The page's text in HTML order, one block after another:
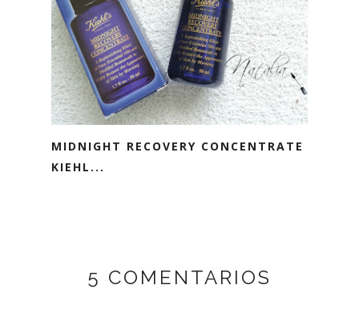
MIDNIGHT RECOVERY CONCENTRATE
KIEHL...
5 COMENTARIOS